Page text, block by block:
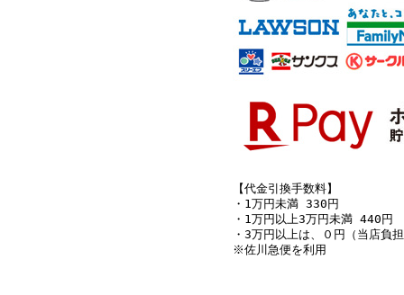
【代金引換手数料】
・1万円未満 330円
・1万円以上3万円未満 440円
・3万円以上は、０円（当店負
※佐川急便を利用